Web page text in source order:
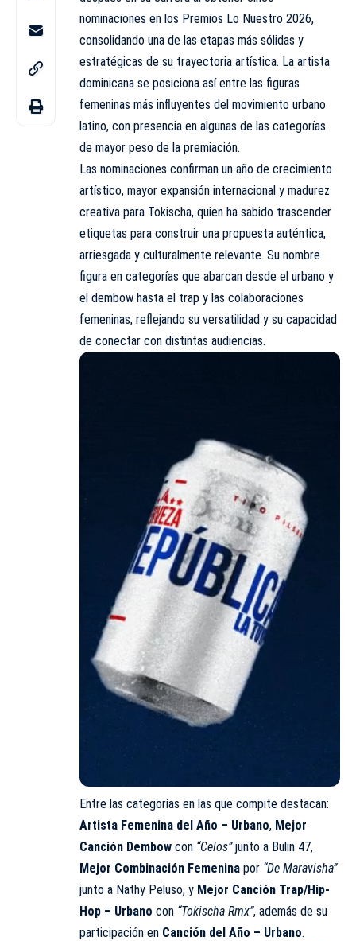
nominaciones en los Premios Lo Nuestro 2026,
consolidando una de las etapas más sólidas y
estratégicas de su trayectoria artística. La artista
dominicana se posiciona así entre las figuras
femeninas más influyentes del movimiento urbano
latino, con presencia en algunas de las categorías
de mayor peso de la premiación.
Las nominaciones confirman un año de crecimiento
artístico, mayor expansión internacional y madurez
creativa para Tokischa, quien ha sabido trascender
etiquetas para construir una propuesta auténtica,
arriesgada y culturalmente relevante. Su nombre
figura en categorías que abarcan desde el urbano y
el dembow hasta el trap y las colaboraciones
femeninas, reflejando su versatilidad y su capacidad
de conectar con distintas audiencias.
Entre las categorías en las que compite destacan:
Artista Femenina del Año – Urbano, Mejor
Canción Dembow con “Celos”junto a Bulin 47,
Mejor Combinación Femenina por “De Maravisha”
junto a Nathy Peluso, y Mejor Canción Trap/Hip-
Hop – Urbano con “Tokischa Rmx”, además de su
participación en Canción del Año – Urbano.